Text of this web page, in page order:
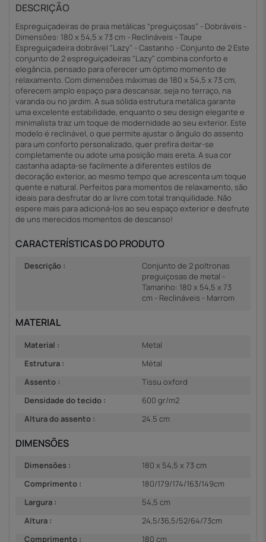
DESCRIÇÃO
Espreguiçadeiras de praia metálicas “preguiçosas” - Dobráveis -
Dimensões: 180 x 54,5 x 73 cm - Reclináveis - Taupe
Espreguiçadeira dobrável "Lazy" - Castanho - Conjunto de 2 Este
conjunto de 2 espreguiçadeiras "Lazy" combina conforto e
elegância, pensado para oferecer um óptimo momento de
relaxamento. Com dimensões máximas de 180 x 54,5 x 73 cm,
oferecem amplo espaço para descansar, seja no terraço, na
varanda ou no jardim. A sua sólida estrutura metálica garante
uma excelente estabilidade, enquanto o seu design elegante e
minimalista traz um toque de modernidade ao seu exterior. Este
modelo é reclinável, o que permite ajustar o ângulo do assento
para um conforto personalizado, quer prefira deitar-se
completamente ou adote uma posição mais ereta. A sua cor
castanha adapta-se facilmente a diferentes estilos de
decoração exterior, ao mesmo tempo que acrescenta um toque
quente e natural. Perfeitos para momentos de relaxamento, são
ideais para desfrutar do ar livre com total tranquilidade. Não
espere mais para adicioná-los ao seu espaço exterior e desfrute
de uns merecidos momentos de descanso!
CARACTERÍSTICAS DO PRODUTO
Descrição :
Conjunto de 2 poltronas
preguiçosas de metal -
Tamanho: 180 x 54,5 x 73
cm - Reclináveis - Marrom
MATERIAL
Material :
Metal
Estrutura :
Métal
Assento :
Tissu oxford
Densidade do tecido :
600 gr/m2
Altura do assento :
24.5 cm
DIMENSÕES
Dimensões :
180 x 54,5 x 73 cm
Comprimento :
180/179/174/163/149cm
Largura :
54,5 cm
Altura :
24,5/36,5/52/64/73cm
Comprimento :
180 cm